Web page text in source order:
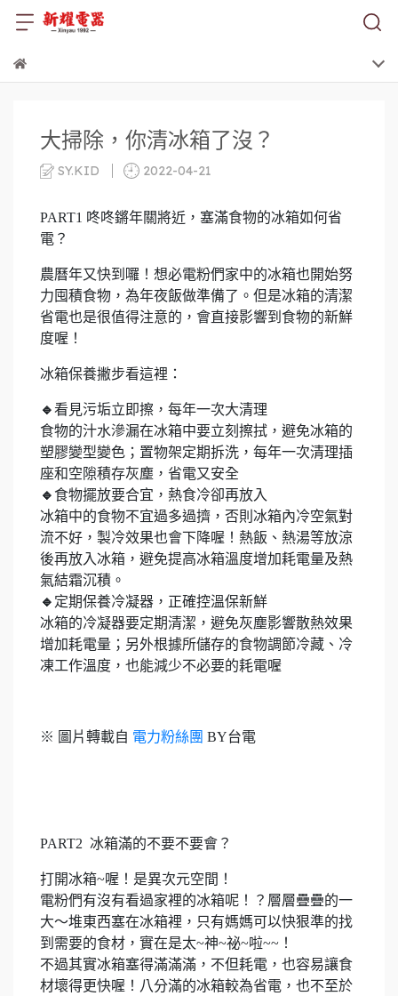
大掃除，你清冰箱了沒？
SY.KID 2022-04-21
PART1 咚咚鏘年關將近，塞滿食物的冰箱如何省
電？
農曆年又快到囉！想必電粉們家中的冰箱也開始努
力囤積食物，為年夜飯做準備了。但是冰箱的清潔
省電也是很值得注意的，會直接影響到食物的新鮮
度喔！
冰箱保養撇步看這裡：
🔹看見污垢立即擦，每年一次大清理
食物的汁水滲漏在冰箱中要立刻擦拭，避免冰箱的
塑膠變型變色；置物架定期拆洗，每年一次清理插
座和空隙積存灰塵，省電又安全
🔹 食物擺放要合宜，熱食冷卻再放入
冰箱中的食物不宜過多過擠，否則冰箱內冷空氣對
流不好，製冷效果也會下降喔！熱飯、熱湯等放涼
後再放入冰箱，避免提高冰箱溫度增加耗電量及熱
氣結霜沉積。
🔹 定期保養冷凝器，正確控溫保新鮮
冰箱的冷凝器要定期清潔，避免灰塵影響散熱效果
增加耗電量；另外根據所儲存的食物調節冷藏、冷
凍工作溫度，也能減少不必要的耗電喔
※ 圖片轉載自 電力粉絲團 BY台電
PART2 冰箱滿的不要不要會？
打開冰箱~喔！是異次元空間！
電粉們有沒有看過家裡的冰箱呢！？層層疊疊的一
大～堆東西塞在冰箱裡，只有媽媽可以快狠準的找
到需要的食材，實在是太~神~祕~啦~~！
不過其實冰箱塞得滿滿滿，不但耗電，也容易讓食
材壞得更快喔！八分滿的冰箱較為省電，也不至於